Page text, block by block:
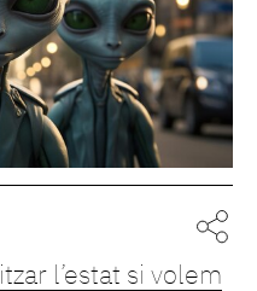
l’estat si volem